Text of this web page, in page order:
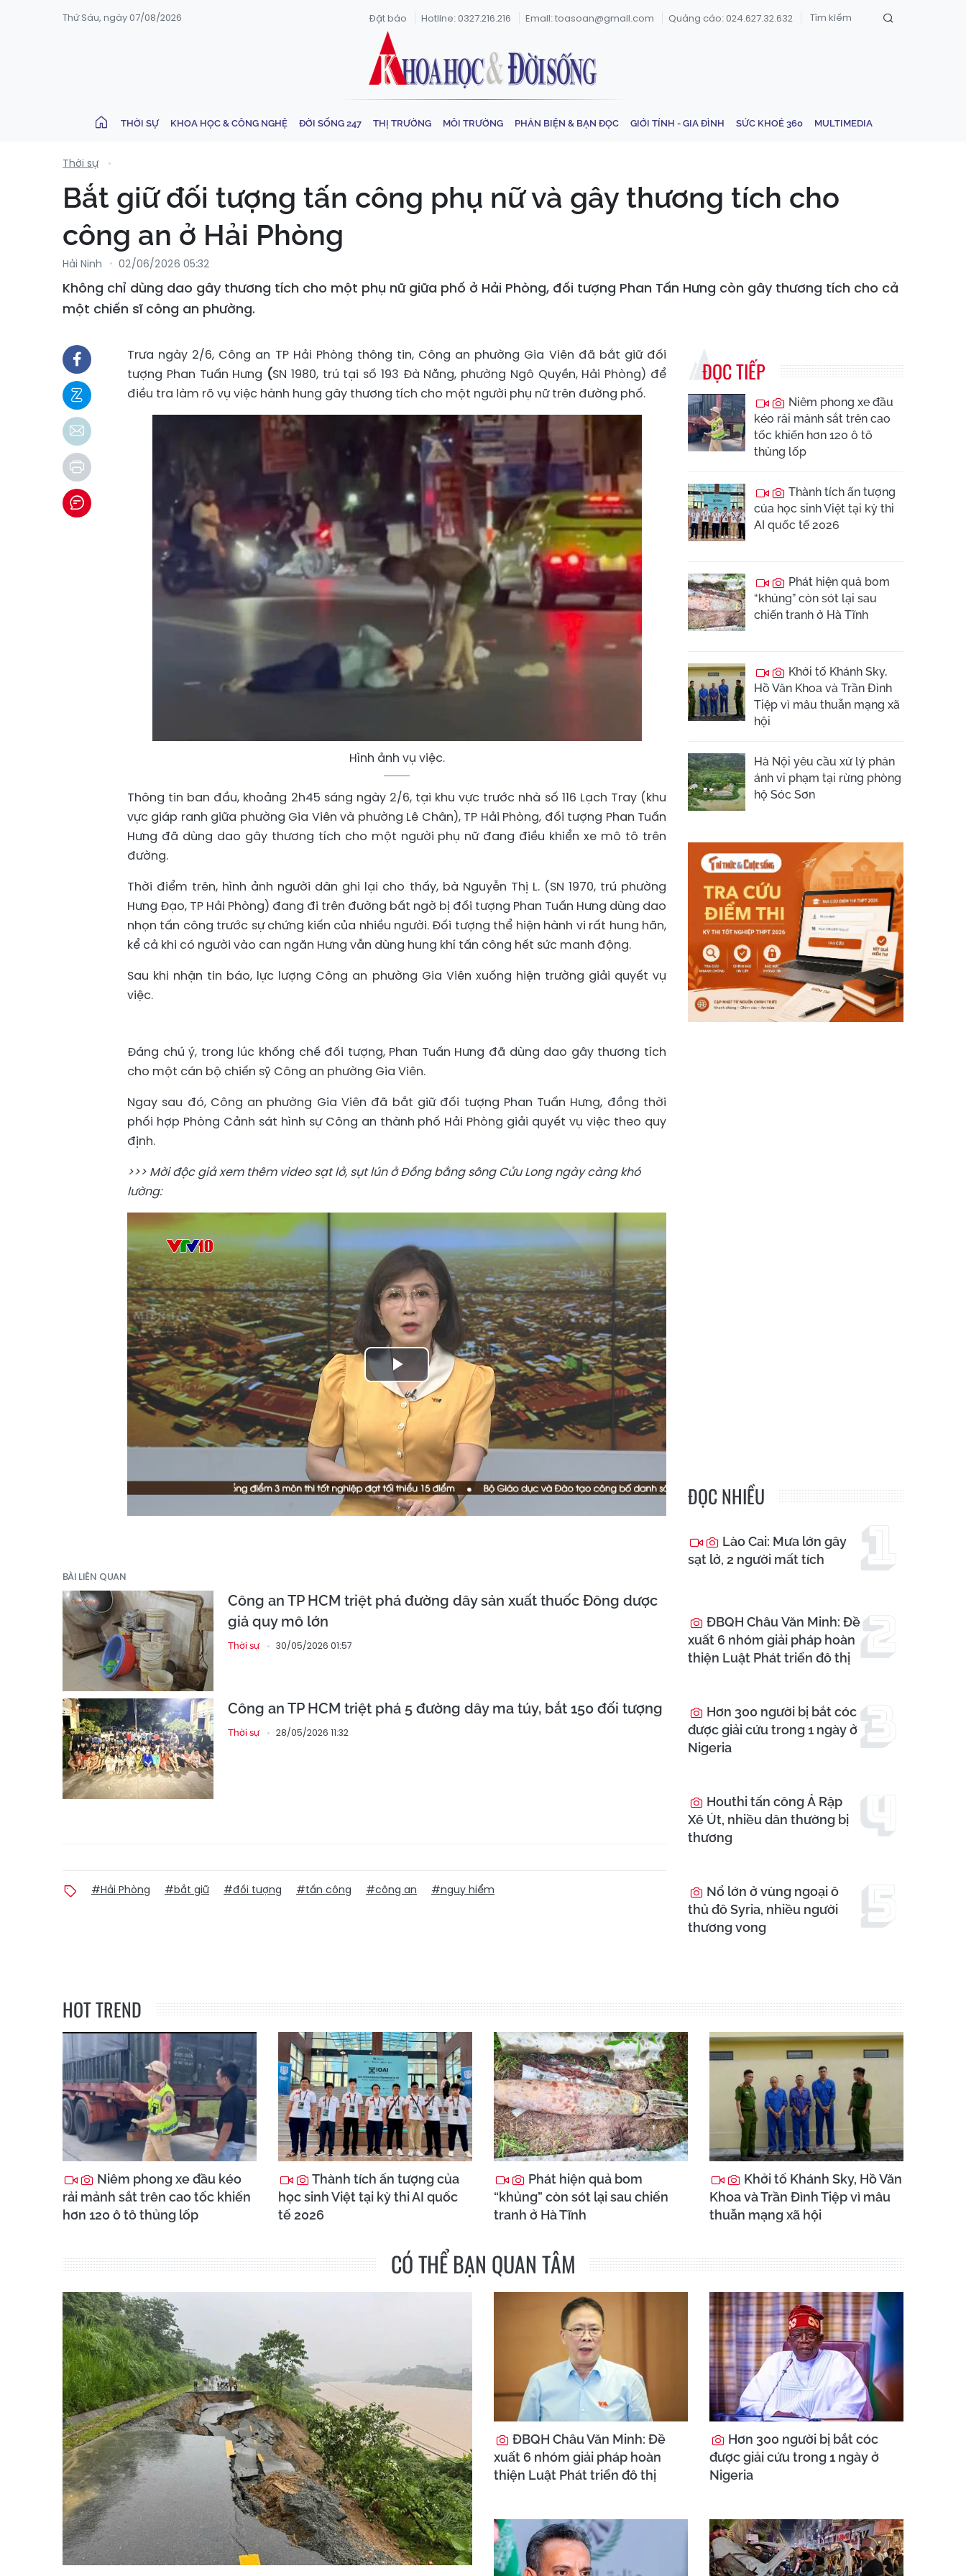
Thứ Sáu, ngày 07/08/2026 Đặt báo Hotline: 0327.216.216 Email: toasoan@gmail.com Quảng cáo: 024.627.32.632
THỜI SỰ KHOA HỌC & CÔNG NGHỆ ĐỜI SỐNG 247 THỊ TRƯỜNG MÔI TRƯỜNG PHẢN BIỆN & BẠN ĐỌC GIỚI TÍNH - GIA ĐÌNH SỨC KHOẺ 360 MULTIMEDIA
Thời sự
Bắt giữ đối tượng tấn công phụ nữ và gây thương tích cho
công an ở Hải Phòng
Hải Ninh 02/06/2026 05:32
Không chỉ dùng dao gây thương tích cho một phụ nữ giữa phố ở Hải Phòng, đối tượng Phan Tấn Hưng còn gây thương tích cho cả
một chiến sĩ công an phường.
Trưa ngày 2/6, Công an TP Hải Phòng thông tin, Công an phường Gia Viên đã bắt giữ đối
tượng Phan Tuấn Hưng (SN 1980, trú tại số 193 Đà Nẵng, phường Ngô Quyền, Hải Phòng) để
điều tra làm rõ vụ việc hành hung gây thương tích cho một người phụ nữ trên đường phố.
Hình ảnh vụ việc.
Thông tin ban đầu, khoảng 2h45 sáng ngày 2/6, tại khu vực trước nhà số 116 Lạch Tray (khu
vực giáp ranh giữa phường Gia Viên và phường Lê Chân), TP Hải Phòng, đối tượng Phan Tuấn
Hưng đã dùng dao gây thương tích cho một người phụ nữ đang điều khiển xe mô tô trên
đường.
Thời điểm trên, hình ảnh người dân ghi lại cho thấy, bà Nguyễn Thị L. (SN 1970, trú phường
Hưng Đạo, TP Hải Phòng) đang đi trên đường bất ngờ bị đối tượng Phan Tuấn Hưng dùng dao
nhọn tấn công trước sự chứng kiến của nhiều người. Đối tượng thể hiện hành vi rất hung hãn,
kể cả khi có người vào can ngăn Hưng vẫn dùng hung khí tấn công hết sức manh động.
Sau khi nhận tin báo, lực lượng Công an phường Gia Viên xuống hiện trường giải quyết vụ
việc.
Đáng chú ý, trong lúc khống chế đối tượng, Phan Tuấn Hưng đã dùng dao gây thương tích
cho một cán bộ chiến sỹ Công an phường Gia Viên.
Ngay sau đó, Công an phường Gia Viên đã bắt giữ đối tượng Phan Tuấn Hưng, đồng thời
phối hợp Phòng Cảnh sát hình sự Công an thành phố Hải Phòng giải quyết vụ việc theo quy
định.
>>> Mời độc giả xem thêm video sạt lở, sụt lún ở Đồng bằng sông Cửu Long ngày càng khó
lường:
Play
Video
BÀI LIÊN QUAN
Công an TP HCM triệt phá đường dây sản xuất thuốc Đông dược
giả quy mô lớn
Thời sự 30/05/2026 01:57
Công an TP HCM triệt phá 5 đường dây ma túy, bắt 150 đối tượng
Thời sự 28/05/2026 11:32
#Hải Phòng #bắt giữ #đối tượng #tấn công #công an #nguy hiểm
ĐỌC TIẾP
Niêm phong xe đầu
kéo rải mảnh sắt trên cao
tốc khiến hơn 120 ô tô
thủng lốp
Thành tích ấn tượng
của học sinh Việt tại kỳ thi
AI quốc tế 2026
Phát hiện quả bom
“khủng” còn sót lại sau
chiến tranh ở Hà Tĩnh
Khởi tố Khánh Sky,
Hồ Văn Khoa và Trần Đình
Tiệp vì mâu thuẫn mạng xã
hội
Hà Nội yêu cầu xử lý phản
ánh vi phạm tại rừng phòng
hộ Sóc Sơn
ĐỌC NHIỀU
Lào Cai: Mưa lớn gây
sạt lở, 2 người mất tích
ĐBQH Châu Văn Minh: Đề
xuất 6 nhóm giải pháp hoàn
thiện Luật Phát triển đô thị
Hơn 300 người bị bắt cóc
được giải cứu trong 1 ngày ở
Nigeria
Houthi tấn công Ả Rập
Xê Út, nhiều dân thường bị
thương
Nổ lớn ở vùng ngoại ô
thủ đô Syria, nhiều người
thương vong
HOT TREND
Niêm phong xe đầu kéo
rải mảnh sắt trên cao tốc khiến
hơn 120 ô tô thủng lốp
Thành tích ấn tượng của
học sinh Việt tại kỳ thi AI quốc
tế 2026
Phát hiện quả bom
“khủng” còn sót lại sau chiến
tranh ở Hà Tĩnh
Khởi tố Khánh Sky, Hồ Văn
Khoa và Trần Đình Tiệp vì mâu
thuẫn mạng xã hội
CÓ THỂ BẠN QUAN TÂM
ĐBQH Châu Văn Minh: Đề
xuất 6 nhóm giải pháp hoàn
thiện Luật Phát triển đô thị
Hơn 300 người bị bắt cóc
được giải cứu trong 1 ngày ở
Nigeria